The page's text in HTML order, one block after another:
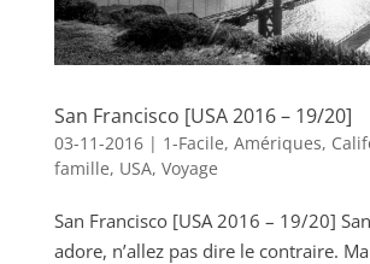
San Francisco [USA 2016 – 19/20]
03-11-2016| 1-Facile, Amériques,
famille, USA, Voyage
San Francisco [USA 2016 – 19/20]
adore, n’allez pas dire le contraire.